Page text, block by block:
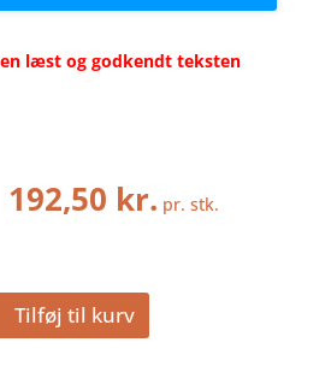
læst og godkendt teksten
Den
oprindelige
385,00
kr..
192,50 kr.Den
aktuelle
pr. stk.
Tilføj til kurv